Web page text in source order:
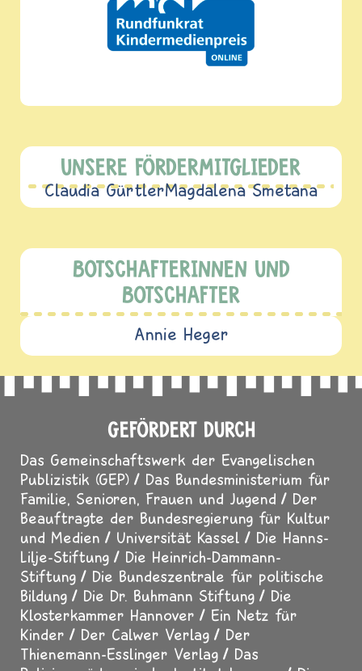
UNSERE FÖRDERMITGLIEDER
Claudia GürtlerMagdalena Smetana
BOTSCHAFTERINNEN UND
BOTSCHAFTER
Annie Heger
GEFÖRDERT DURCH
Das Gemeinschaftswerk der Evangelischen
Publizistik (GEP)
Das Bundesministerium für
Familie, Senioren, Frauen und Jugend
Der
Beauftragte der Bundesregierung für Kultur
und Medien
Universität Kassel
Die Hanns-
Lilje-Stiftung
Die Heinrich-Dammann-
Stiftung
Die Bundeszentrale für politische
Bildung
Die Dr. Buhmann Stiftung
Die
Klosterkammer Hannover
Ein Netz für
Kinder
Der Calwer Verlag
Der
Thienemann-Esslinger Verlag
Das